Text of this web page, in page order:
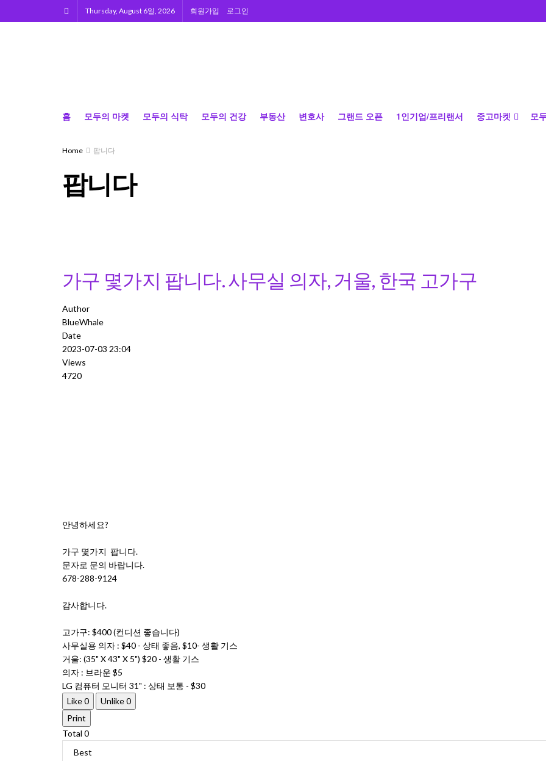
Thursday, August 6일, 2026 회원가입 로그인
홈 모두의 마켓 모두의 식탁 모두의 건강 부동산 변호사 그랜드 오픈 1인기업/프리랜서 중고마켓 모
Home 팝니다
팝니다
가구 몇가지 팝니다. 사무실 의자, 거울, 한국 고가구
Author
BlueWhale
Date
2023-07-03 23:04
Views
4720
안녕하세요?
가구 몇가지 팝니다.
문자로 문의 바랍니다.
678-288-9124
감사합니다.
고가구: $400 (컨디션 좋습니다)
사무실용 의자 : $40 - 상태 좋음, $10- 생활 기스
거울: (35" X 43" X 5") $20 - 생활 기스
의자 : 브라운 $5
LG 컴퓨터 모니터 31" : 상태 보통 - $30
Like0 Unlike0
Print
Total 0